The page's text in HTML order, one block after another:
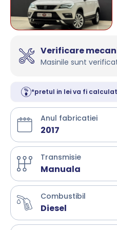
Verificare
Masinile sunt
*pretul in lei va fi calculat
Anul fabricatiei
2017
Transmisie
Manuala
Combustibil
Diesel